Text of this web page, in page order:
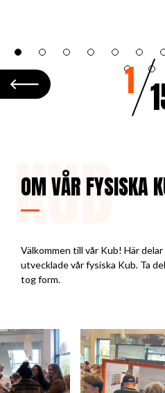
KUB
OM VÅR FYSISKA
Välkommen till vår Kub! Här
utvecklade vår fysiska Kub. Ta
tog form.